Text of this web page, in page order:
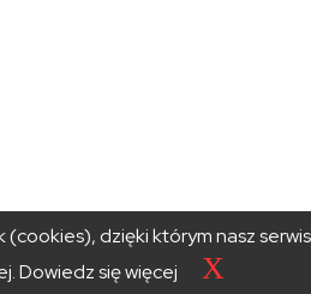
(cookies), dzięki którym nasz serwis
Dowiedz się więcej X